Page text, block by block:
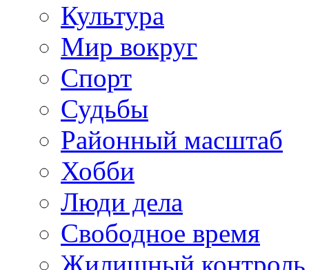
Культура
Мир вокруг
Спорт
Судьбы
Районный масштаб
Хобби
Люди дела
Свободное время